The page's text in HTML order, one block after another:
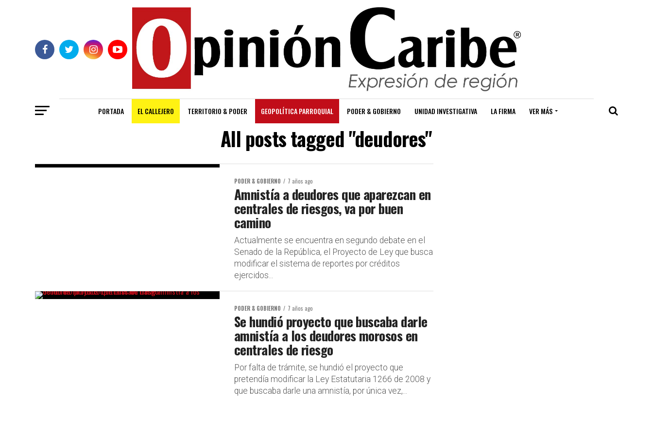
PORTADA EL CALLEJERO TERRITORIO & PODER GEOPOLÍTICA PARROQUIAL PODER & GOBIERNO UNIDAD INVESTIGATIVA LA FIRMA VER MÁS
All posts tagged "deudores"
PODER & GOBIERNO 7 años ago
Amnistía a deudores que aparezcan en
centrales de riesgos, va por buen
camino
Actualmente se encuentra en segundo debate en el
Senado de la República, el Proyecto de Ley que busca
modificar el sistema de reportes por créditos
ejercidos...
PODER & GOBIERNO 7 años ago
Se hundió proyecto que buscaba darle
amnistía a los deudores morosos en
centrales de riesgo
Por falta de trámite, se hundió el proyecto que
pretendía modificar la Ley Estatutaria 1266 de 2008 y
que buscaba darle una amnistía, por única vez,...